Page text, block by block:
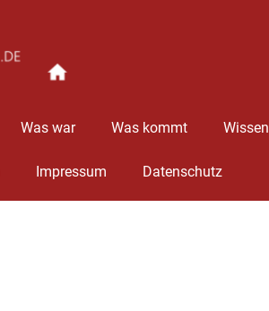
Was war Was kommt Wissen
Impressum Datenschutz